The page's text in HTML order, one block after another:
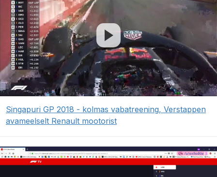
Singapuri GP 2018 - kolmas vabatreening, Verstappen
avameelselt Renault mootorist